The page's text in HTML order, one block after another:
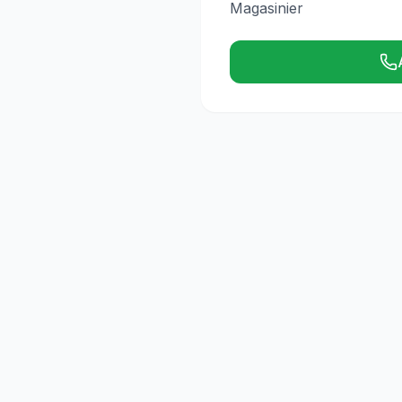
Magasinier